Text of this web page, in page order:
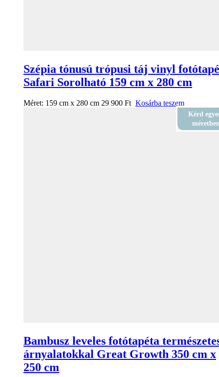
Szépia tónusú trópusi táj vinyl
Safari Sorolható 159 cm x 280 cm
Méret: 159 cm x 280 cm 29 900 Ft Kosárba teszem
Kérd
Bambusz leveles fotótapéta
árnyalatokkal Great Growth 350 cm x
250 cm